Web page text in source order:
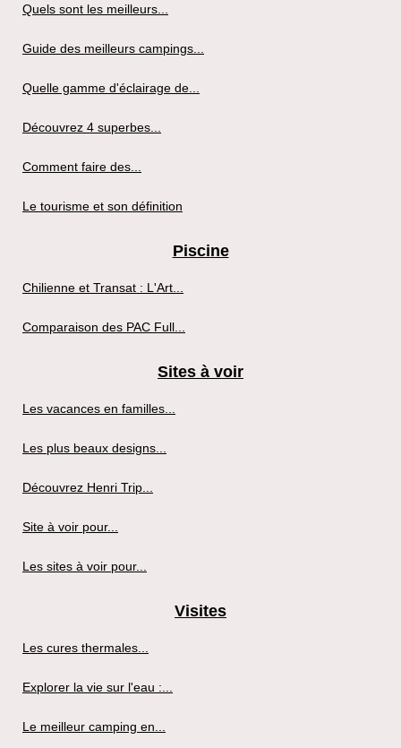
Quels sont les meilleurs...
Guide des meilleurs campings...
Quelle gamme d'éclairage de...
Découvrez 4 superbes...
Comment faire des...
Le tourisme et son définition
Piscine
Chilienne et Transat : L'Art...
Comparaison des PAC Full...
Sites à voir
Les vacances en familles...
Les plus beaux designs...
Découvrez Henri Trip...
Site à voir pour...
Les sites à voir pour...
Visites
Les cures thermales...
Explorer la vie sur l'eau :...
Le meilleur camping en...